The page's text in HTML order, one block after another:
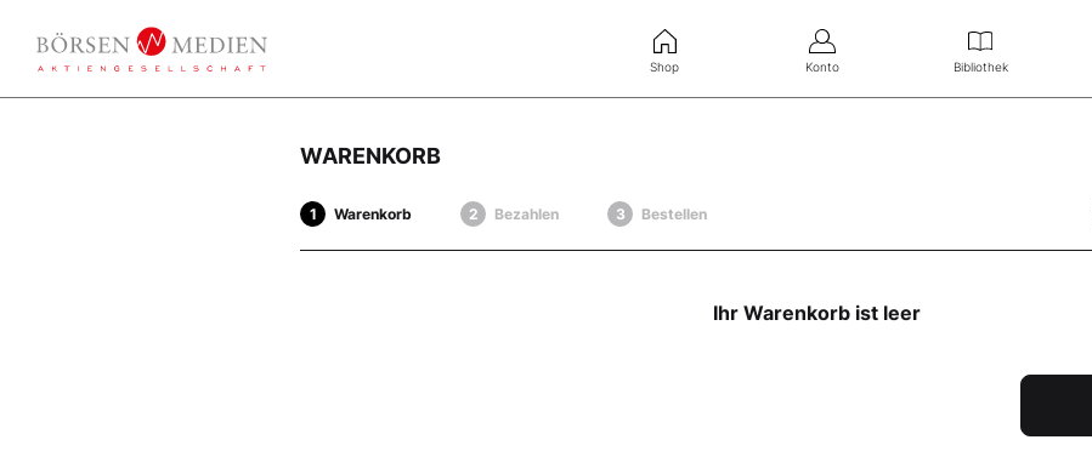
Shop Konto Bibliothek
WARENKORB
Warenkorb Bezahlen Bestellen
Ihr Warenkorb ist leer